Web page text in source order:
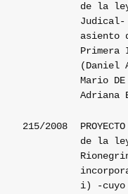
de la
asiento
Primera
(Daniel
Mario
Adriana
215/2008
de la
i) -cuyo